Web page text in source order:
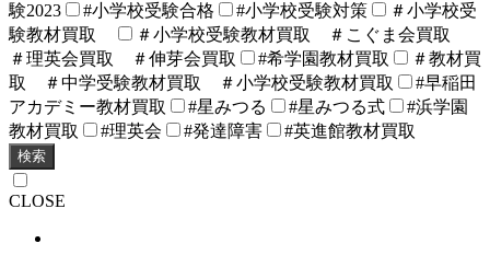
験2023
#小学校受験合格 #小学校受験対策
＃小学校受
験教材買取
＃小学校受験教材買取 ＃こぐま会買取
＃理英会買取 ＃伸芽会買取
#希学園教材買取
＃教材買
取 ＃中学受験教材買取 ＃小学校受験教材買取
#早稲田
アカデミー教材買取
#星みつる #星みつる式
#浜学園
教材買取
#理英会 #発達障害 #英進館教材買取
検索
CLOSE